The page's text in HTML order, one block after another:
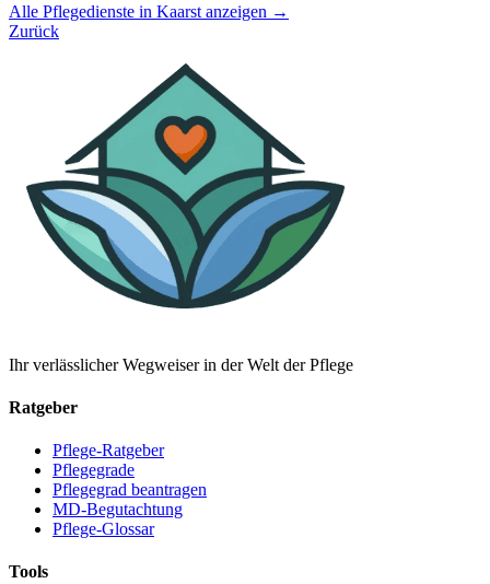
Alle Pflegedienste in Kaarst anzeigen →
Zurück
Ihr verlässlicher Wegweiser in der Welt der Pflege
Ratgeber
Pflege-Ratgeber
Pflegegrade
Pflegegrad beantragen
MD-Begutachtung
Pflege-Glossar
Tools